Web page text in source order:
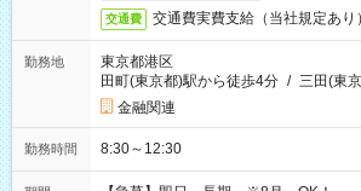
交通費 交通費実費支給（当社規定あり）
勤務地
東京都港区
田町(東京都)駅から徒歩4分 / 三田(東
金融関連
勤務時間 8:30～12:30